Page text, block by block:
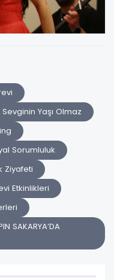
Yaşı Olmaz
Sorumluluk
Ziyafeti
Etkinlikleri
SAKARYA’DA